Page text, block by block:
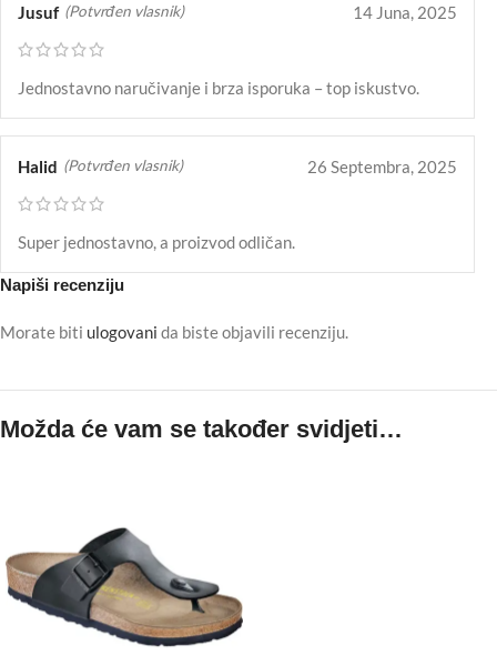
Jusuf (Potvrđen vlasnik) 14 Juna, 2025
Jednostavno naručivanje i brza isporuka – top iskustvo.
Halid (Potvrđen vlasnik) 26 Septembra, 2025
Super jednostavno, a proizvod odličan.
Napiši recenziju
Morate biti ulogovani da biste objavili recenziju.
Možda će vam se također svidjeti…